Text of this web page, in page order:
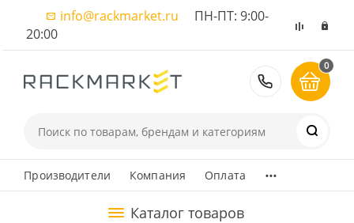
info@rackmarket.ru ПН-ПТ: 9:00-
20:00
8 (495)
0
Производители Компания Оплата ...
Каталог товаров